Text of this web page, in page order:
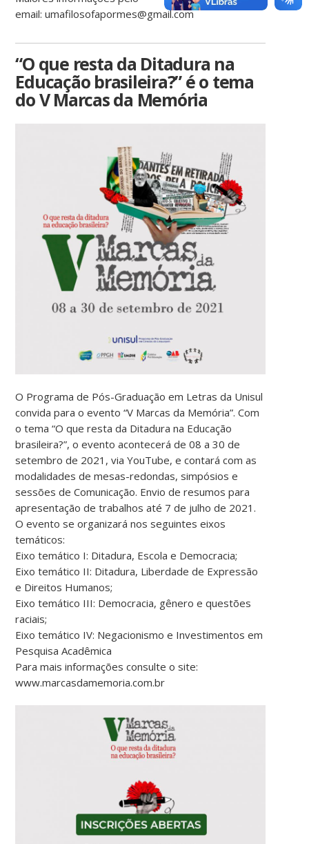
email: umafilosofapormes@gmail.com
“O que resta da Ditadura na
Educação brasileira?” é o tema
do V Marcas da Memória
O Programa de Pós-Graduação em Letras da Unisul
convida para o evento “V Marcas da Memória”. Com
o tema “O que resta da Ditadura na Educação
brasileira?”, o evento acontecerá de 08 a 30 de
setembro de 2021, via YouTube, e contará com as
modalidades de mesas-redondas, simpósios e
sessões de Comunicação. Envio de resumos para
apresentação de trabalhos até 7 de julho de 2021.
O evento se organizará nos seguintes eixos
temáticos:
Eixo temático I: Ditadura, Escola e Democracia;
Eixo temático II: Ditadura, Liberdade de Expressão
e Direitos Humanos;
Eixo temático III: Democracia, gênero e questões
raciais;
Eixo temático IV: Negacionismo e Investimentos em
Pesquisa Acadêmica
Para mais informações consulte o site:
www.marcasdamemoria.com.br